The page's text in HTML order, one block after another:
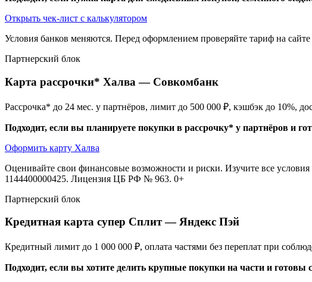
Открыть чек-лист с калькулятором
Условия банков меняются. Перед оформлением проверяйте тариф на сайте
Партнерский блок
Карта рассрочки* Халва — Совкомбанк
Рассрочка* до 24 мес. у партнёров, лимит до 500 000 ₽, кэшбэк до 10%,
Подходит, если вы планируете покупки в рассрочку* у партнёров и
Оформить карту Халва
Оценивайте свои финансовые возможности и риски. Изучите все
1144400000425. Лицензия ЦБ РФ № 963. 0+
Партнерский блок
Кредитная карта супер Сплит — Яндекс Пэй
Кредитный лимит до 1 000 000 ₽, оплата частями без переплат при
Подходит, если вы хотите делить крупные покупки на части и готовы